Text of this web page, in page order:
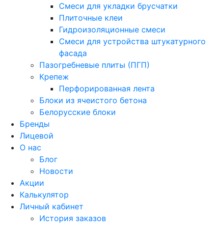
Смеси для укладки брусчатки
Плиточные клеи
Гидроизоляционные смеси
Смеси для устройства штукатурного
фасада
Пазогребневые плиты (ПГП)
Крепеж
Перфорированная лента
Блоки из ячеистого бетона
Белорусские блоки
Бренды
Лицевой
О нас
Блог
Новости
Акции
Калькулятор
Личный кабинет
История заказов